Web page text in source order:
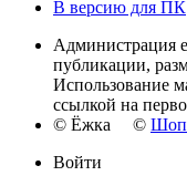
В версию для ПК
Администрация
публикации,
Использование
ссылкой на
© Ёжка ©
Войти